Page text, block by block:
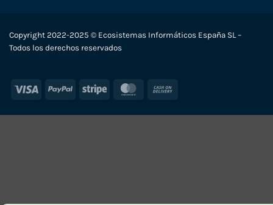
Copyright 2022-2025 © Ecosistemas Informáticos España SL –
Todos los derechos reservados
Visa PayPal Stripe MasterCard